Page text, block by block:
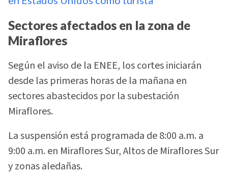
Sectores afectados en la zona de
Miraflores
Según el aviso de la ENEE, los cortes iniciarán
desde las primeras horas de la mañana en
sectores abastecidos por la subestación
Miraflores.
La suspensión está programada de 8:00 a.m. a
9:00 a.m. en Miraflores Sur, Altos de Miraflores Sur
y zonas aledañas.